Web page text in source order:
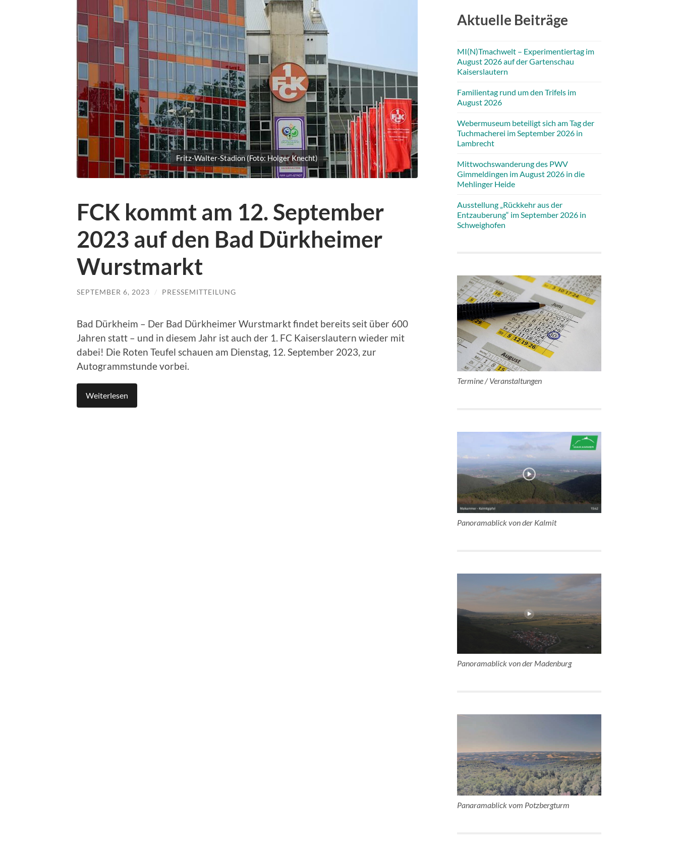
Fritz-Walter-Stadion (Foto: Holger Knecht)
FCK kommt am 12. September
2023 auf den Bad Dürkheimer
Wurstmarkt
SEPTEMBER 6, 2023 / PRESSEMITTEILUNG
Bad Dürkheim – Der Bad Dürkheimer Wurstmarkt findet bereits seit über 600
Jahren statt – und in diesem Jahr ist auch der 1. FC Kaiserslautern wieder mit
dabei! Die Roten Teufel schauen am Dienstag, 12. September 2023, zur
Autogrammstunde vorbei.
Weiterlesen
Aktuelle Beiträge
MI(N)Tmachwelt – Experimentiertag im
August 2026 auf der Gartenschau
Kaiserslautern
Familientag rund um den Trifels im
August 2026
Webermuseum beteiligt sich am Tag der
Tuchmacherei im September 2026 in
Lambrecht
Mittwochswanderung des PWV
Gimmeldingen im August 2026 in die
Mehlinger Heide
Ausstellung „Rückkehr aus der
Entzauberung“ im September 2026 in
Schweighofen
Termine / Veranstaltungen
Panoramablick von der Kalmit
Panoramablick von der Madenburg
Panaramablick vom Potzbergturm